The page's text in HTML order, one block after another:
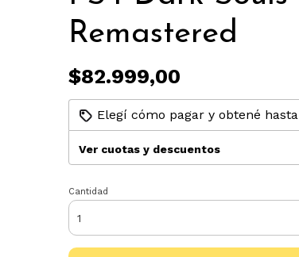
Remastered
$82.999,00
Elegí cómo pagar y obtené hasta
Ver cuotas y descuentos
Cantidad